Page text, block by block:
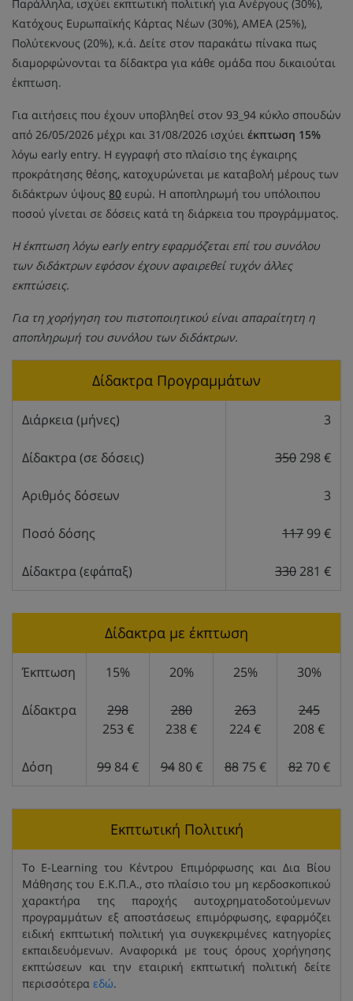
Παράλληλα, ισχύει εκπτωτική πολιτική για Ανέργους (30%),
Κατόχους Ευρωπαϊκής Κάρτας Νέων (30%), ΑΜΕΑ (25%),
Πολύτεκνους (20%), κ.ά. Δείτε στον παρακάτω πίνακα πως
διαμορφώνονται τα δίδακτρα για κάθε ομάδα που δικαιούται
έκπτωση.
Για αιτήσεις που έχουν υποβληθεί στον 93_94 κύκλο σπουδών
από 26/05/2026 μέχρι και 31/08/2026 ισχύει έκπτωση 15%
λόγω early entry. Η εγγραφή στο πλαίσιο της έγκαιρης
προκράτησης θέσης, κατοχυρώνεται με καταβολή μέρους των
διδάκτρων ύψους 80 ευρώ. Η αποπληρωμή του υπόλοιπου
ποσού γίνεται σε δόσεις κατά τη διάρκεια του προγράμματος.
Η έκπτωση λόγω early entry εφαρμόζεται επί του συνόλου
των διδάκτρων εφόσον έχουν αφαιρεθεί τυχόν άλλες
εκπτώσεις.
Για τη χορήγηση του πιστοποιητικού είναι απαραίτητη η
αποπληρωμή του συνόλου των διδάκτρων.
Δίδακτρα Προγραμμάτων
Διάρκεια (μήνες) 3
Δίδακτρα (σε δόσεις) 350298 €
Αριθμός δόσεων 3
Ποσό δόσης 117 99 €
Δίδακτρα (εφάπαξ) 330281 €
Δίδακτρα με έκπτωση
Έκπτωση 15% 20% 25% 30%
Δίδακτρα
298
253 €
280
238 €
263
224 €
245
208 €
Δόση 99 84 € 94 80 € 88 75 € 82 70 €
Εκπτωτική Πολιτική
Το E-Learning του Κέντρου Επιμόρφωσης και Δια Βίου
Μάθησης του Ε.Κ.Π.Α., στο πλαίσιο του μη κερδοσκοπικού
χαρακτήρα της παροχής αυτοχρηματοδοτούμενων
προγραμμάτων εξ αποστάσεως επιμόρφωσης, εφαρμόζει
ειδική εκπτωτική πολιτική για συγκεκριμένες κατηγορίες
εκπαιδευόμενων. Αναφορικά με τους όρους χορήγησης
εκπτώσεων και την εταιρική εκπτωτική πολιτική δείτε
περισσότερα εδώ.